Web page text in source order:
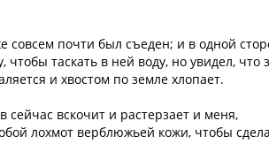
почти был съеден; и в одной
таскать в ней воду, но увидел, что
и хвостом по земле хлопает.
сейчас вскочит и растерзает и меня,
лохмот верблюжьей кожи, чтобы